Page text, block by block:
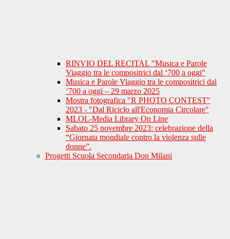
RINVIO DEL RECITAL "Musica e Parole
Viaggio tra le compositrici dal ‘700 a oggi"
Musica e Parole Viaggio tra le compositrici dal
‘700 a oggi – 29 marzo 2025
Mostra fotografica "R PHOTO CONTEST"
2023 - "Dal Riciclo all'Economia Circolare"
MLOL-Media Library On Line
Sabato 25 novembre 2023: celebrazione della
“Giornata mondiale contro la violenza sulle
donne”.
Progetti Scuola Secondaria Don Milani